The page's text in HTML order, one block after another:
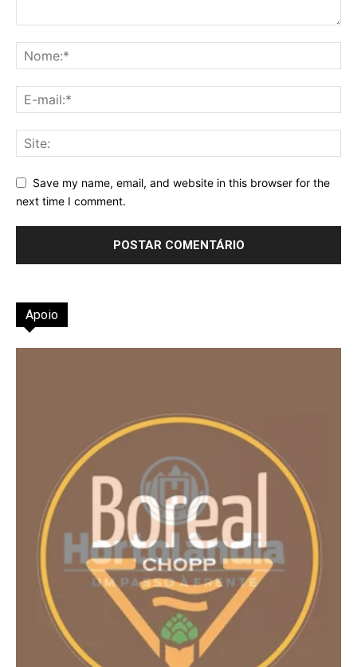
Save my name, email, and website in this browser for the
next time I comment.
Apoio